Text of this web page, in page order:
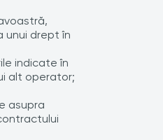
unui drept în
indicate în
alt operator;
asupra